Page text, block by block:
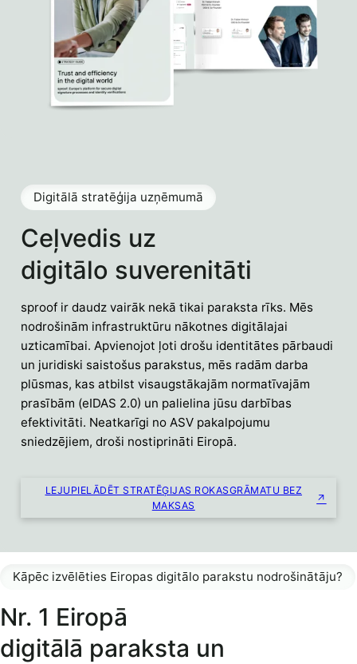
Ceļvedis uz
digitālo suverenitāti
Digitālā stratēģija uzņēmumā
sproof ir daudz vairāk nekā tikai paraksta rīks. Mēs
nodrošinām infrastruktūru nākotnes digitālajai
uzticamībai. Apvienojot ļoti drošu identitātes pārbaudi
un juridiski saistošus parakstus, mēs radām darba
plūsmas, kas atbilst visaugstākajām normatīvajām
prasībām (eIDAS 2.0) un palielina jūsu darbības
efektivitāti. Neatkarīgi no ASV pakalpojumu
sniedzējiem, droši nostiprināti Eiropā.
LEJUPIELĀDĒT STRATĒĢIJAS ROKASGRĀMATU BEZ
MAKSAS
Nr. 1 Eiropā
digitālā paraksta un
Kāpēc izvēlēties Eiropas digitālo parakstu nodrošinātāju?